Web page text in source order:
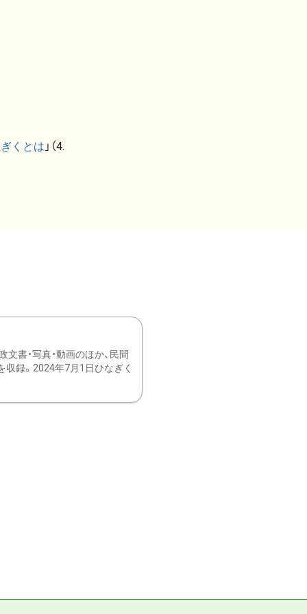
くとは 」（4.
書・写真・動画のほか、民間
録。2024年7月1日ひなぎく